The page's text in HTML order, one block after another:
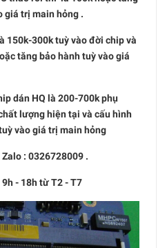
giá trị main hỏng .
150k-300k tuỳ vào đời chip và
tăng bảo hành tuỳ vào giá
dán HQ là 200-700k phụ
lượng hiện tại và cấu hình
vào giá trị main hỏng
: 0326728009 .
- 18h từ T2 - T7